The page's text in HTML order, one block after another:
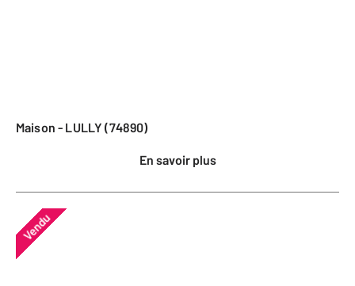
Maison - LULLY (74890)
En savoir plus
Vendu